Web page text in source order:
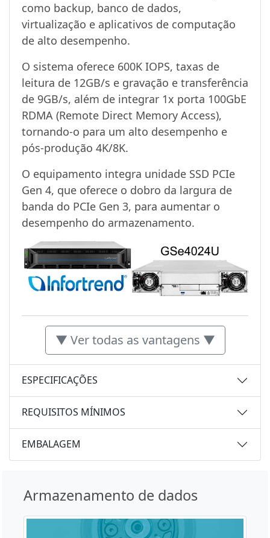
como backup, banco de dados,
virtualização e aplicativos de computação
de alto desempenho.
O sistema oferece 600K IOPS, taxas de
leitura de 12GB/s e gravação e transferência
de 9GB/s, além de integrar 1x porta 100GbE
RDMA (Remote Direct Memory Access),
tornando-o para um alto desempenho e
pós-produção 4K/8K.
O equipamento integra unidade SSD PCIe
Gen 4, que oferece o dobro da largura de
banda do PCIe Gen 3, para aumentar o
desempenho do armazenamento.
▼ Ver todas as vantagens ▼
ESPECIFICAÇÕES
REQUISITOS MÍNIMOS
EMBALAGEM
Armazenamento de dados